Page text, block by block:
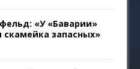
«У «Баварии»
запасных»